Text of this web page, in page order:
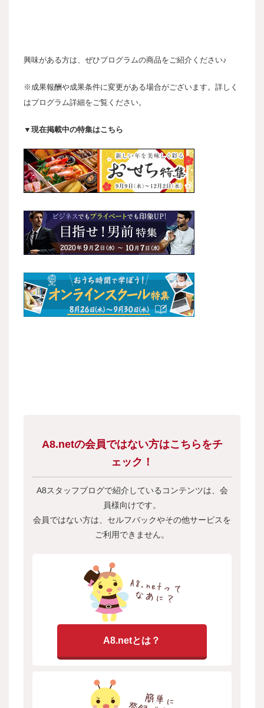
興味がある方は、ぜひプログラムの商品をご紹介ください♪
※成果報酬や成果条件に変更がある場合がございます。詳しく
はプログラム詳細をご覧ください。
▼現在掲載中の特集はこちら
A8.netの会員ではない方はこちらをチ
ェック！
A8スタッフブログで紹介しているコンテンツは、会
員様向けです。
会員ではない方は、セルフバックやその他サービスを
ご利用できません。
A8.netとは？